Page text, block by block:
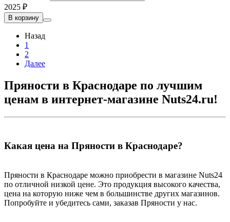
2025 ₽
В корзину
Назад
1
2
Далее
Пряности в Краснодаре по лучшим
ценам в интернет-магазине Nuts24.ru!
Какая цена на Пряности в Краснодаре?
Пряности в Краснодаре можно приобрести в магазине Nuts24
по отличной низкой цене. Это продукция высокого качества,
цена на которую ниже чем в большинстве других магазинов.
Попробуйте и убедитесь сами, заказав Пряности у нас.